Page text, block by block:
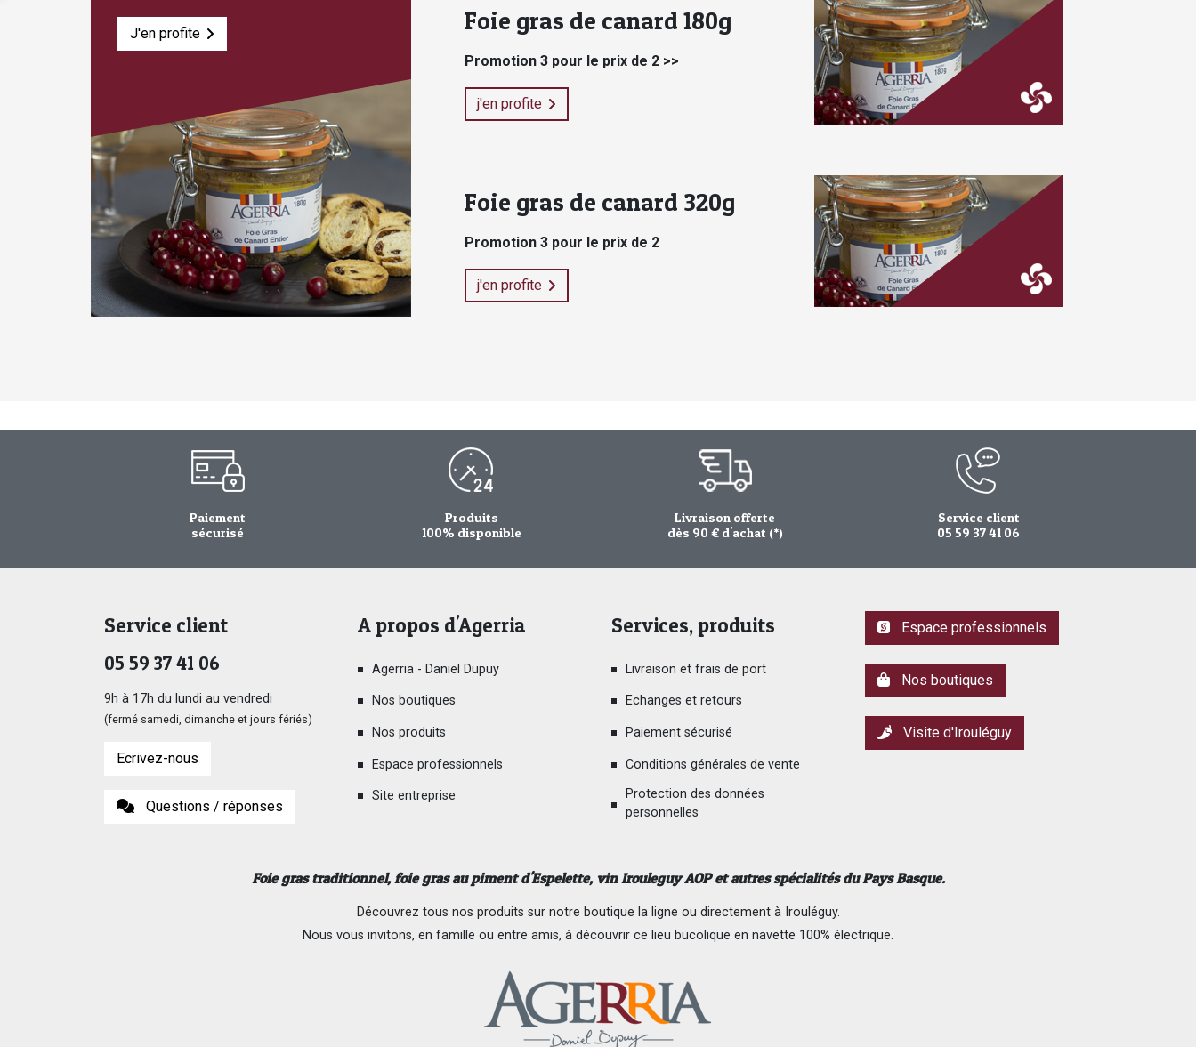
J'en profite Foie gras de canard 180g
Promotion 3 pour le prix de 2 >>
j'en profite
Foie gras de canard 320g
Promotion 3 pour le prix de 2
j'en profite
Paiement
sécurisé
Produits
100% disponible
Livraison offerte
dès 90 € d'achat (*)
Service client
05 59 37 41 06
Service client
05 59 37 41 06
9h à 17h du lundi au vendredi
(fermé samedi, dimanche et jours fériés)
Ecrivez-nous
Questions / réponses
A propos d'Agerria
Agerria - Daniel Dupuy
Nos boutiques
Nos produits
Espace professionnels
Site entreprise
Services, produits
Livraison et frais de port
Echanges et retours
Paiement sécurisé
Conditions générales de vente
Protection des données
personnelles
Espace professionnels
Nos boutiques
Visite d'Irouléguy
Foie gras traditionnel,foie gras au piment d'Espelette, vin Irouleguy AOP et autres spécialités du Pays Basque.
Découvrez tous nos produits sur notre boutique la ligne ou directement à Irouléguy.
Nous vous invitons, en famille ou entre amis, à découvrir ce lieu bucolique en navette 100% électrique.